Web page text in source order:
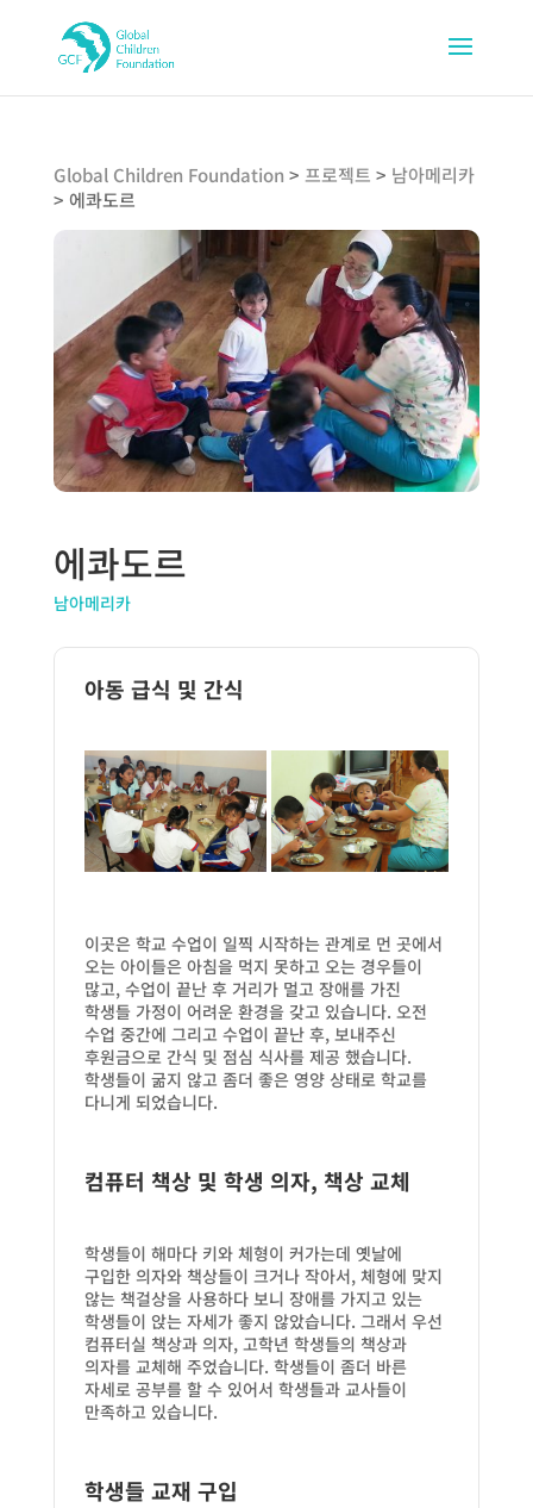
Global Children Foundation > 프로젝트 > 남아메리카
> 에콰도르
에콰도르
남아메리카
아동 급식 및 간식
이곳은 학교 수업이 일찍 시작하는 관계로 먼 곳에서
오는 아이들은 아침을 먹지 못하고 오는 경우들이
많고, 수업이 끝난 후 거리가 멀고 장애를 가진
학생들 가정이 어려운 환경을 갖고 있습니다. 오전
수업 중간에 그리고 수업이 끝난 후, 보내주신
후원금으로 간식 및 점심 식사를 제공 했습니다.
학생들이 굶지 않고 좀더 좋은 영양 상태로 학교를
다니게 되었습니다.
컴퓨터 책상 및 학생 의자, 책상 교체
학생들이 해마다 키와 체형이 커가는데 옛날에
구입한 의자와 책상들이 크거나 작아서, 체형에 맞지
않는 책걸상을 사용하다 보니 장애를 가지고 있는
학생들이 앉는 자세가 좋지 않았습니다. 그래서 우선
컴퓨터실 책상과 의자, 고학년 학생들의 책상과
의자를 교체해 주었습니다. 학생들이 좀더 바른
자세로 공부를 할 수 있어서 학생들과 교사들이
만족하고 있습니다.
학생들 교재 구입